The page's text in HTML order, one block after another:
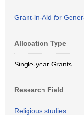
Grant-in-Aid for
Allocation Type
Single-year Grants
Research Field
Religious studies